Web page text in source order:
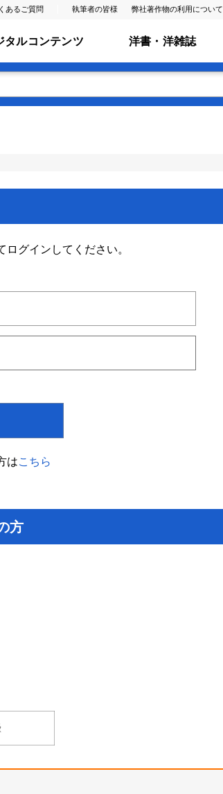
あるご質問 執筆者の皆様 弊社著作物の利用について
タルコンテンツ 洋書・洋雑誌
グインしてください。
はこちら
方